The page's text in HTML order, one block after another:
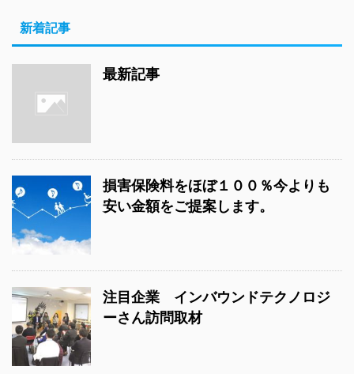
新着記事
最新記事
損害保険料をほぼ１００％今よりも
安い金額をご提案します。
注目企業 インバウンドテクノロジ
ーさん訪問取材